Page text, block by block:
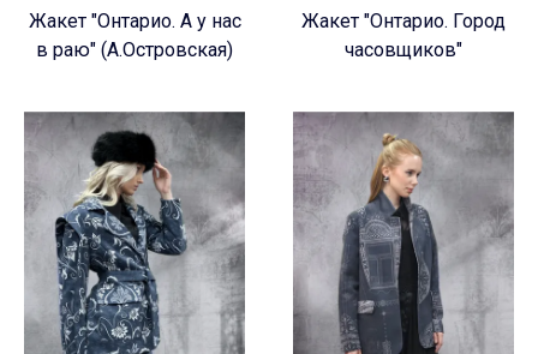
Жакет "Онтарио. А у нас
в раю" (А.Островская)
Жакет "Онтарио. Город
часовщиков"